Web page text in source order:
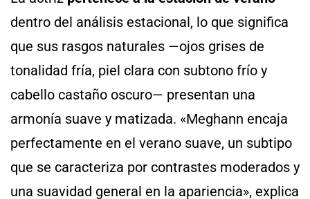
dentro del análisis estacional, lo que significa
que sus rasgos naturales —ojos grises de
tonalidad fría, piel clara con subtono frío y
cabello castaño oscuro— presentan una
armonía suave y matizada. «Meghann encaja
perfectamente en el verano suave, un subtipo
que se caracteriza por contrastes moderados y
una suavidad general en la apariencia», explica